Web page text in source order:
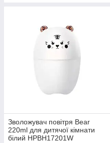
Зволожувач повітря Bear
220ml для дитячої кімнати
білий HPBH17201W